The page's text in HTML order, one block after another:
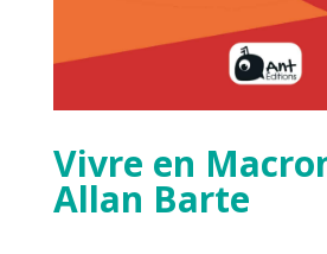
Vivre en
Allan Barte